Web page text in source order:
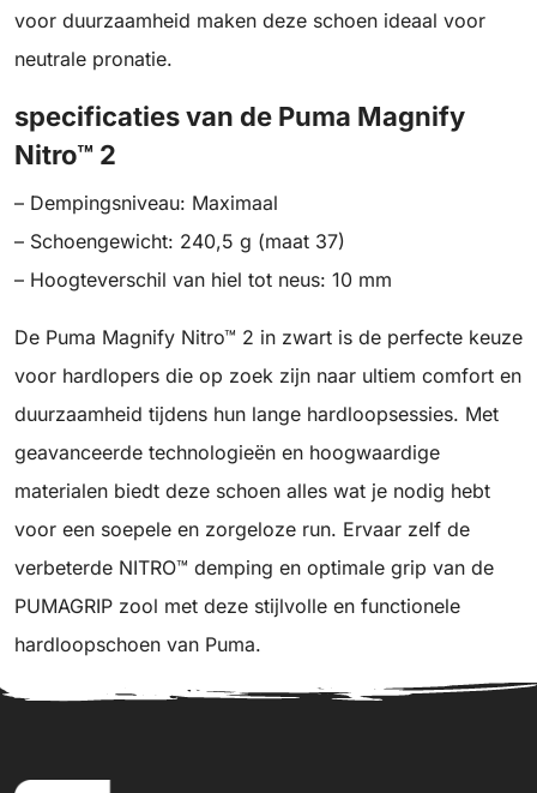
voor duurzaamheid maken deze schoen ideaal voor
neutrale pronatie.
specificaties van de Puma Magnify
Nitro™ 2
– Dempingsniveau: Maximaal
– Schoengewicht: 240,5 g (maat 37)
– Hoogteverschil van hiel tot neus: 10 mm
De Puma Magnify Nitro™ 2 in zwart is de perfecte keuze
voor hardlopers die op zoek zijn naar ultiem comfort en
duurzaamheid tijdens hun lange hardloopsessies. Met
geavanceerde technologieën en hoogwaardige
materialen biedt deze schoen alles wat je nodig hebt
voor een soepele en zorgeloze run. Ervaar zelf de
verbeterde NITRO™ demping en optimale grip van de
PUMAGRIP zool met deze stijlvolle en functionele
hardloopschoen van Puma.